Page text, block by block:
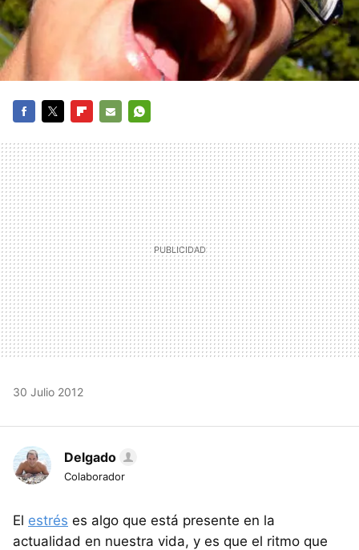
MAIL
30 Julio 2012
Delgado
Colaborador
El estrés es algo que está presente en la
actualidad en nuestra vida, y es que el ritmo que